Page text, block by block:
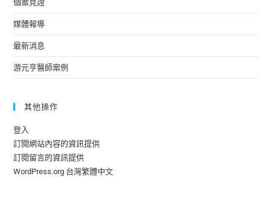
個案見證
媒體報導
最新消息
游元亨醫師案例
其他操作
登入
訂閱網站內容的資訊提供
訂閱留言的資訊提供
WordPress.org 台灣繁體中文